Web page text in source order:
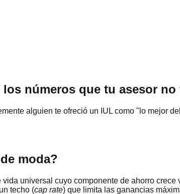
los números que tu asesor no
alguien te ofreció un IUL como "lo mejor
moda?
vida universal cuyo componente de ahorro
techo (cap rate) que limita las ganancias